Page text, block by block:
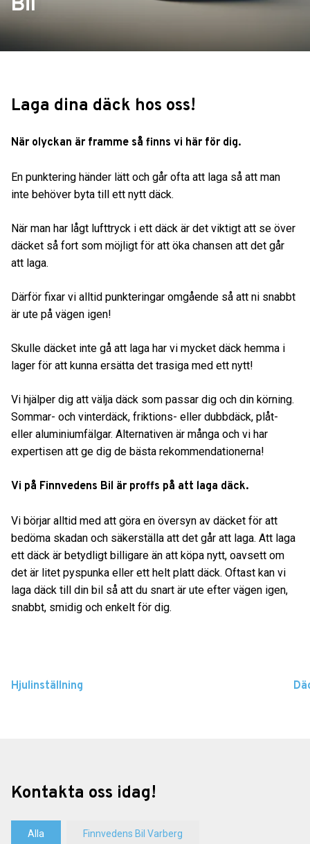
Bil
Laga dina däck hos oss!
När olyckan är framme så finns vi här för dig.
En punktering händer lätt och går ofta att laga så att man
inte behöver byta till ett nytt däck.
När man har lågt lufttryck i ett däck är det viktigt att se över
däcket så fort som möjligt för att öka chansen att det går
att laga.
Därför fixar vi alltid punkteringar omgående så att ni snabbt
är ute på vägen igen!
Skulle däcket inte gå att laga har vi mycket däck hemma i
lager för att kunna ersätta det trasiga med ett nytt!
Vi hjälper dig att välja däck som passar dig och din körning.
Sommar- och vinterdäck, friktions- eller dubbdäck, plåt-
eller aluminiumfälgar. Alternativen är många och vi har
expertisen att ge dig de bästa rekommendationerna!
Vi på Finnvedens Bil är proffs på att laga däck.
Vi börjar alltid med att göra en översyn av däcket för att
bedöma skadan och säkerställa att det går att laga. Att laga
ett däck är betydligt billigare än att köpa nytt, oavsett om
det är litet pyspunka eller ett helt platt däck. Oftast kan vi
laga däck till din bil så att du snart är ute efter vägen igen,
snabbt, smidig och enkelt för dig.
Hjulinställning
Kontakta oss idag!
Alla Finnvedens Bil Varberg